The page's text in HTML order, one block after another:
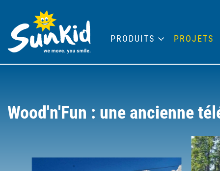
Wood'n'Fun : une ancienne
PRODUITS PROJETS